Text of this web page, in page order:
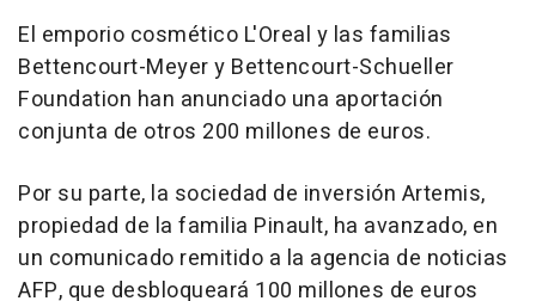
El emporio cosmético L'Oreal y las familias
Bettencourt-Meyer y Bettencourt-Schueller
Foundation han anunciado una aportación
conjunta de otros 200 millones de euros.
Por su parte, la sociedad de inversión Artemis,
propiedad de la familia Pinault, ha avanzado, en
un comunicado remitido a la agencia de noticias
AFP, que desbloqueará 100 millones de euros